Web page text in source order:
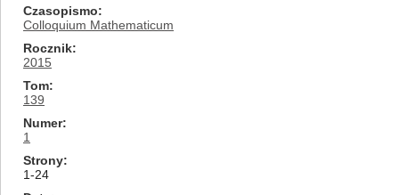
Czasopismo
Colloquium Mathematicum
Rocznik
2015
Tom
139
Numer
1
Strony
1-24